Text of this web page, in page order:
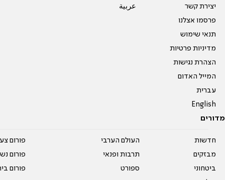
יצירת קשר
פרסמו אצלנו
תנאי שימוש
מדיניות פרטיות
הצהרת נגישות
המייל האדום
עברית
English
عربية
מדורים
חדשות
מבזקים
ביטחוני
העולם הערבי
תרבות ופנאי
ספורט
פורום
פורום
פורום